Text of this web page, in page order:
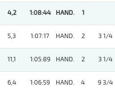
4,2 1:08:44 HAND. 1
5,3 1:07:17 HAND. 2 3 1/4
11,1 1:05:89 HAND. 2 3 1/4
6,4 1:06:59 HAND. 4 9 3/4